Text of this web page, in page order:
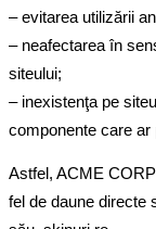
– evitarea utilizării
– neafectarea în
siteului;
– inexistenţa pe
componente care ar
Astfel, ACME
fel de daune directe